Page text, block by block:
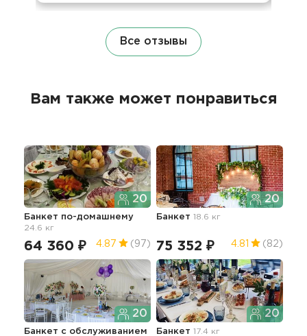
Все отзывы
Вам также может понравиться
20
Банкет по-домашнему
24.6 кг
64 360 ₽ 4.87 (97)
20
Банкет 18.6 кг
75 352 ₽ 4.81 (82)
20
Банкет с обслуживанием
20
Банкет 17.4 кг